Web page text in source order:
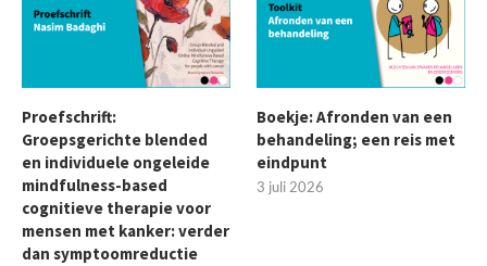
Proefschrift:
Groepsgerichte blended
en individuele ongeleide
mindfulness-based
cognitieve therapie voor
mensen met kanker: verder
dan symptoomreductie
Boekje: Afronden van een
behandeling; een reis met
eindpunt
3 juli 2026